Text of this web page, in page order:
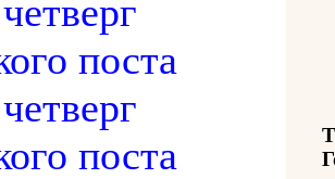
поста
поста